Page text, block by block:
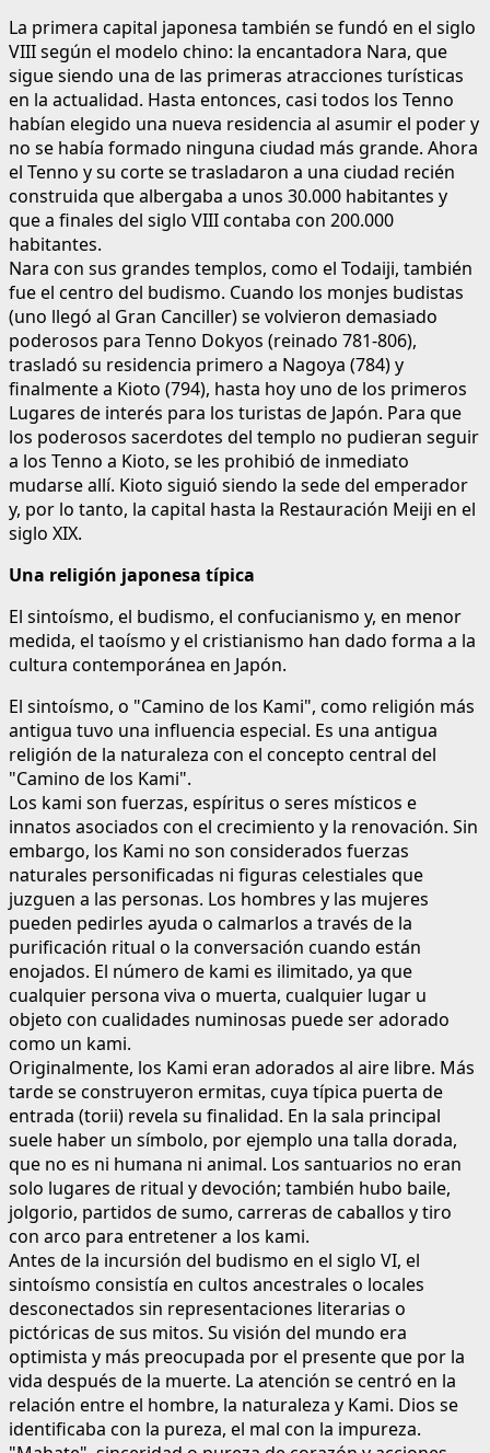
La primera capital japonesa también se fundó en el siglo
VIII según el modelo chino: la encantadora Nara, que
sigue siendo una de las primeras atracciones turísticas
en la actualidad. Hasta entonces, casi todos los Tenno
habían elegido una nueva residencia al asumir el poder y
no se había formado ninguna ciudad más grande. Ahora
el Tenno y su corte se trasladaron a una ciudad recién
construida que albergaba a unos 30.000 habitantes y
que a finales del siglo VIII contaba con 200.000
habitantes.
Nara con sus grandes templos, como el Todaiji, también
fue el centro del budismo. Cuando los monjes budistas
(uno llegó al Gran Canciller) se volvieron demasiado
poderosos para Tenno Dokyos (reinado 781-806),
trasladó su residencia primero a Nagoya (784) y
finalmente a Kioto (794), hasta hoy uno de los primeros
Lugares de interés para los turistas de Japón. Para que
los poderosos sacerdotes del templo no pudieran seguir
a los Tenno a Kioto, se les prohibió de inmediato
mudarse allí. Kioto siguió siendo la sede del emperador
y, por lo tanto, la capital hasta la Restauración Meiji en el
siglo XIX.
Una religión japonesa típica
El sintoísmo, el budismo, el confucianismo y, en menor
medida, el taoísmo y el cristianismo han dado forma a la
cultura contemporánea en Japón.
El sintoísmo, o "Camino de los Kami", como religión más
antigua tuvo una influencia especial. Es una antigua
religión de la naturaleza con el concepto central del
"Camino de los Kami".
Los kami son fuerzas, espíritus o seres místicos e
innatos asociados con el crecimiento y la renovación. Sin
embargo, los Kami no son considerados fuerzas
naturales personificadas ni figuras celestiales que
juzguen a las personas. Los hombres y las mujeres
pueden pedirles ayuda o calmarlos a través de la
purificación ritual o la conversación cuando están
enojados. El número de kami es ilimitado, ya que
cualquier persona viva o muerta, cualquier lugar u
objeto con cualidades numinosas puede ser adorado
como un kami.
Originalmente, los Kami eran adorados al aire libre. Más
tarde se construyeron ermitas, cuya típica puerta de
entrada (torii) revela su finalidad. En la sala principal
suele haber un símbolo, por ejemplo una talla dorada,
que no es ni humana ni animal. Los santuarios no eran
solo lugares de ritual y devoción; también hubo baile,
jolgorio, partidos de sumo, carreras de caballos y tiro
con arco para entretener a los kami.
Antes de la incursión del budismo en el siglo VI, el
sintoísmo consistía en cultos ancestrales o locales
desconectados sin representaciones literarias o
pictóricas de sus mitos. Su visión del mundo era
optimista y más preocupada por el presente que por la
vida después de la muerte. La atención se centró en la
relación entre el hombre, la naturaleza y Kami. Dios se
identificaba con la pureza, el mal con la impureza.